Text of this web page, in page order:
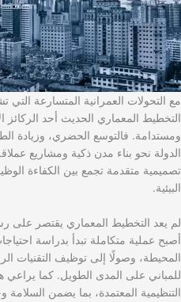
مع التحولات العمرانية المتسارعة التي
التخطيط المعماري الحديث أحد الركائز
ومستدامة. فالتوسع الحضري، وزيادة
الدولة نحو بناء مدن ذكية ومشاريع
تصميمية متقدمة تجمع بين الكفاءة
البيئية.
لم يعد التخطيط المعماري يقتصر على
أصبح عملية متكاملة تبدأ بدراسة
المحيطة، وصولًا إلى توظيف التقنيات
للمباني على المدى الطويل. كما يراعي
التنظيمية المعتمدة، بما يضمن السلامة